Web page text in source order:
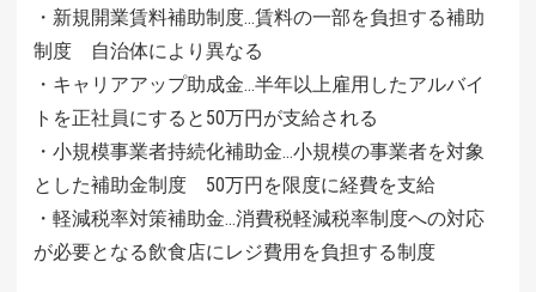
・新規開業賃料補助制度…賃料の一部を負担する補助
制度 自治体により異なる
・キャリアアップ助成金…半年以上雇用したアルバイ
トを正社員にすると50万円が支給される
・小規模事業者持続化補助金…小規模の事業者を対象
とした補助金制度 50万円を限度に経費を支給
・軽減税率対策補助金…消費税軽減税率制度への対応
が必要となる飲食店にレジ費用を負担する制度